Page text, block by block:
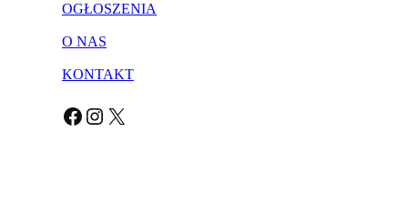
OGŁOSZENIA
O NAS
KONTAKT
Facebook Instagram X